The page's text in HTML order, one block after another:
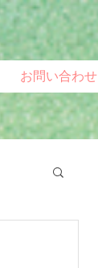
お問い合わせ